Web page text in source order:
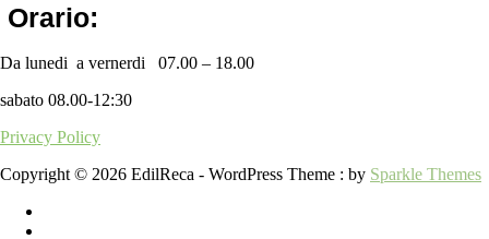
Orario:
Da lunedi a vernerdi 07.00 – 18.00
sabato 08.00-12:30
Privacy Policy
Copyright © 2026 EdilReca - WordPress Theme : by Sparkle Themes